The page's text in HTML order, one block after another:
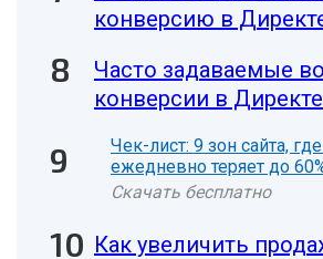
конверсию в
Часто задаваемые
конверсии в Директе
Чек-лист: 9 зон сайта,
ежедневно теряет до
Скачать бесплатно
Как увеличить